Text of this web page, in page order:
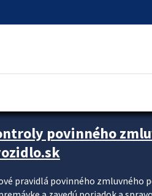
povinného
pravidlá povinného zmluvného